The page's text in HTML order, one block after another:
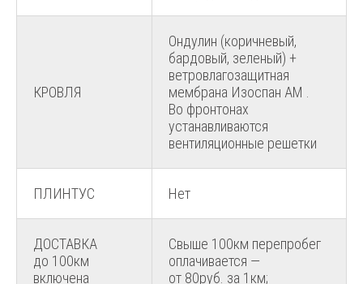
КРОВЛЯ
Ондулин (коричневый,
бардовый, зеленый) +
ветровлагозащитная
мембрана Изоспан АМ .
Во фронтонах
устанавливаются
вентиляционные решетки
ПЛИНТУС Нет
ДОСТАВКА
до 100км
включена
Свыше 100км перепробег
оплачивается —
от 80руб. за 1км;